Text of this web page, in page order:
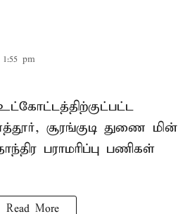
pm
சூரங்குடி துணை மின்
பராமரிப்பு பணிகள்
Read More